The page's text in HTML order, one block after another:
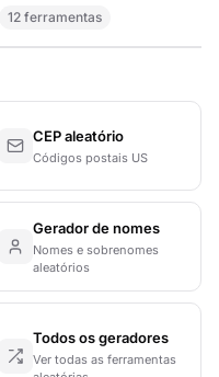
12 ferramentas
CEP aleatório
Códigos postais US
Gerador de nomes
Nomes e sobrenomes
aleatórios
Todos os geradores
Ver todas as ferramentas